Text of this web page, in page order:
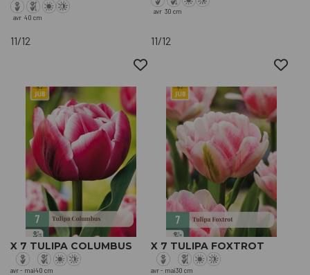
avr 40 cm
11/12
avr 30 cm
11/12
X 7 TULIPA COLUMBUS
avr - mai40 cm
X 7 TULIPA FOXTROT
avr - mai30 cm